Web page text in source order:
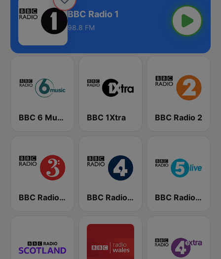
BBC Radio 1
98.8 FM
BBC 6 Music BBC 1Xtra BBC Radio 2
BBC Radio 3 BBC Radio 4 BBC Radio 5 live